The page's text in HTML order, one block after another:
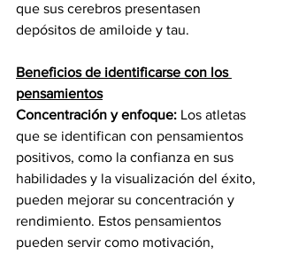
que sus cerebros presentasen
depósitos de amiloide y tau.
Beneficios de identificarse con los
pensamientos
Concentración y enfoque: Los atletas
que se identifican con pensamientos
positivos, como la confianza en sus
habilidades y la visualización del éxito,
pueden mejorar su concentración y
rendimiento. Estos pensamientos
pueden servir como motivación,